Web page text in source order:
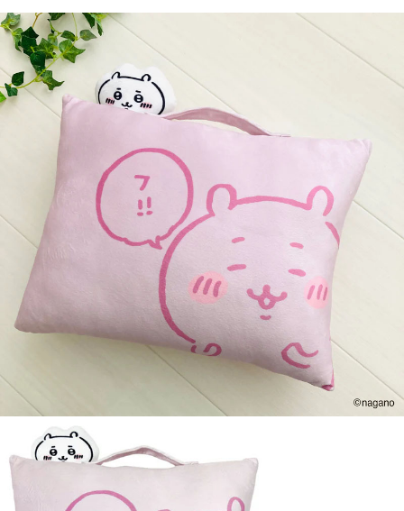
7-11取貨付款
每筆NT$65，滿NT$999(含以上)免運費
付款後7-11取貨
每筆NT$65，滿NT$999(含以上)免運費
每筆NT$100，滿NT$999(含以上)免運費